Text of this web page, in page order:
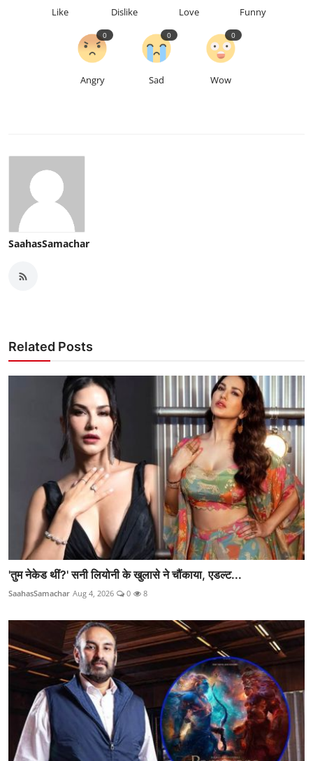
Like Dislike Love Funny
Angry
0
Sad
0
Wow
0
SaahasSamachar
Related Posts
'तुम नेकेड थीं?' सनी लियोनी के खुलासे ने चौंकाया, एडल्ट...
SaahasSamachar Aug 4, 2026 0 8